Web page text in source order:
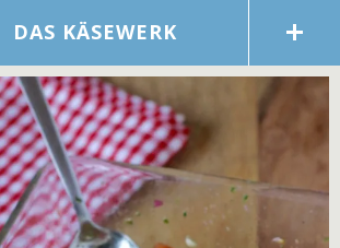
DAS KÄSEWERK